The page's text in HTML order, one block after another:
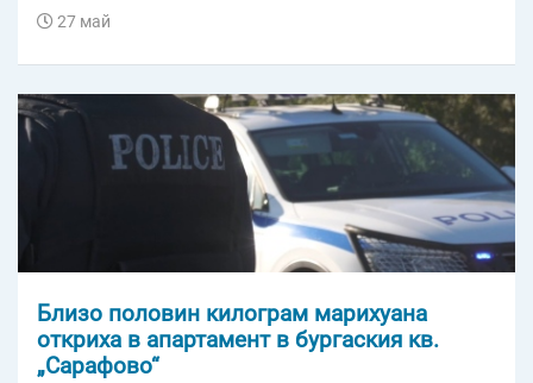
27 май
Близо половин килограм марихуана
откриха в апартамент в бургаския кв.
„Сарафово“